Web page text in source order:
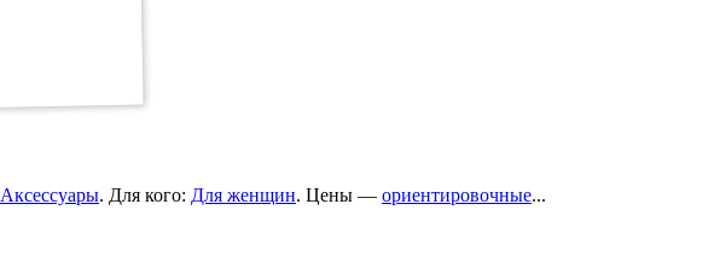
Аксессуары. Для кого: Для женщин. Цены — ориентировочные...